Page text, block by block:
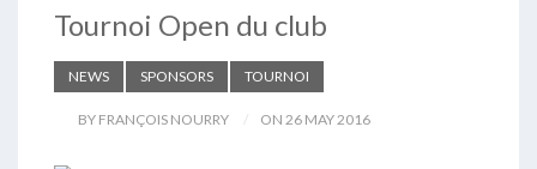
Tournoi Open du club
NEWS SPONSORS TOURNOI
BY FRANÇOIS NOURRY ON 26 MAY 2016